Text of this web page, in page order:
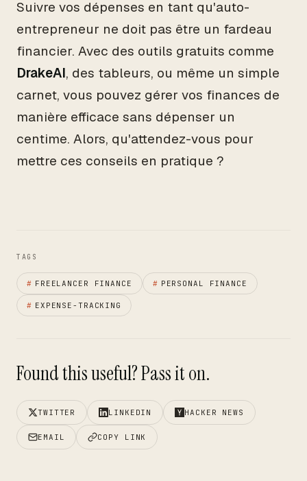
Suivre vos dépenses en tant qu'auto-
entrepreneur ne doit pas être un fardeau
financier. Avec des outils gratuits comme
DrakeAI, des tableurs, ou même un simple
carnet, vous pouvez gérer vos finances de
manière efficace sans dépenser un
centime. Alors, qu'attendez-vous pour
mettre ces conseils en pratique ?
TAGS
# FREELANCER FINANCE # PERSONAL FINANCE
# EXPENSE-TRACKING
Found this useful? Pass it on.
TWITTER LINKEDIN HACKER NEWS
EMAIL COPY LINK